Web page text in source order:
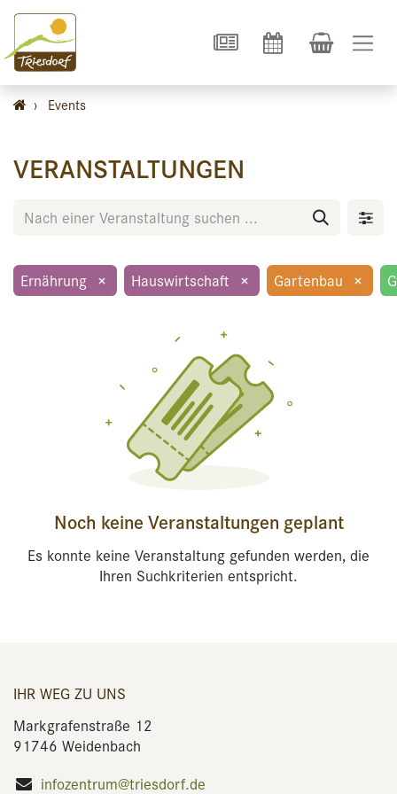
› Events
VERANSTALTUNGEN
Ernährung × Hauswirtschaft × Gartenbau ×
Noch keine Veranstaltungen geplant
Es konnte keine Veranstaltung gefunden werden, die
Ihren Suchkriterien entspricht.
IHR WEG ZU UNS
Markgrafenstraße 12
91746 Weidenbach
infozentrum@triesdorf.de